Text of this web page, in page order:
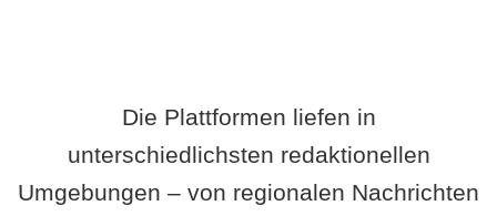
Die Plattformen liefen in
unterschiedlichsten redaktionellen
Umgebungen – von regionalen Nachrichten